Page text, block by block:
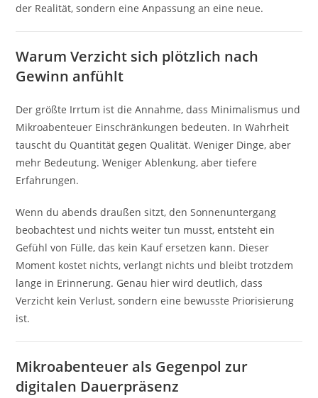
der Realität, sondern eine Anpassung an eine neue.
Warum Verzicht sich plötzlich nach
Gewinn anfühlt
Der größte Irrtum ist die Annahme, dass Minimalismus und
Mikroabenteuer Einschränkungen bedeuten. In Wahrheit
tauscht du Quantität gegen Qualität. Weniger Dinge, aber
mehr Bedeutung. Weniger Ablenkung, aber tiefere
Erfahrungen.
Wenn du abends draußen sitzt, den Sonnenuntergang
beobachtest und nichts weiter tun musst, entsteht ein
Gefühl von Fülle, das kein Kauf ersetzen kann. Dieser
Moment kostet nichts, verlangt nichts und bleibt trotzdem
lange in Erinnerung. Genau hier wird deutlich, dass
Verzicht kein Verlust, sondern eine bewusste Priorisierung
ist.
Mikroabenteuer als Gegenpol zur
digitalen Dauerpräsenz